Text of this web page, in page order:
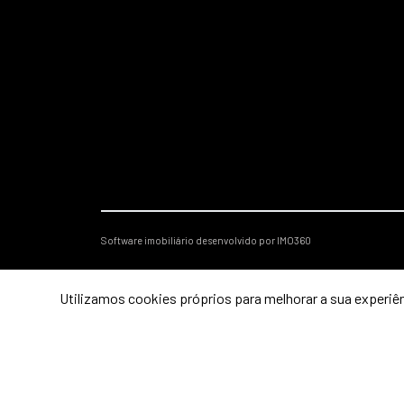
Software imobiliário desenvolvido por IMO360
Utilizamos cookies próprios para melhorar a sua